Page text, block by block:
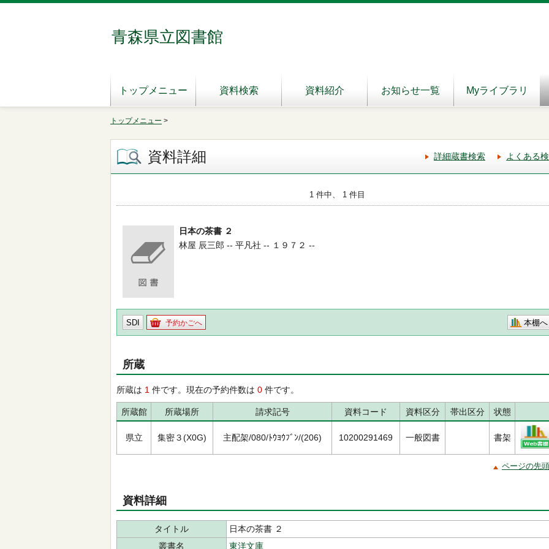
青森県立図書館
トップメニュー 資料検索 資料紹介 お知らせ一覧 Myライブラリ
トップメニュー >
資料詳細 詳細蔵書検索 よくある
1 件中、 1 件目
日本の茶書 ２
林屋 辰三郎 -- 平凡社 -- １９７２ --
SDI 予約かごへ 本棚へ
所蔵
所蔵は 1 件です。現在の予約件数は 0 件です。
所蔵館 所蔵場所 請求記号 資料コード 資料区分 帯出区分 状態
県立 集密３(X0G) 主配架/080/ﾄｳﾖｳﾌﾞﾝ/(206) 10200291469 一般図書 書架
ページの先
資料詳細
タイトル
日本の茶書 ２
叢書名
東洋文庫